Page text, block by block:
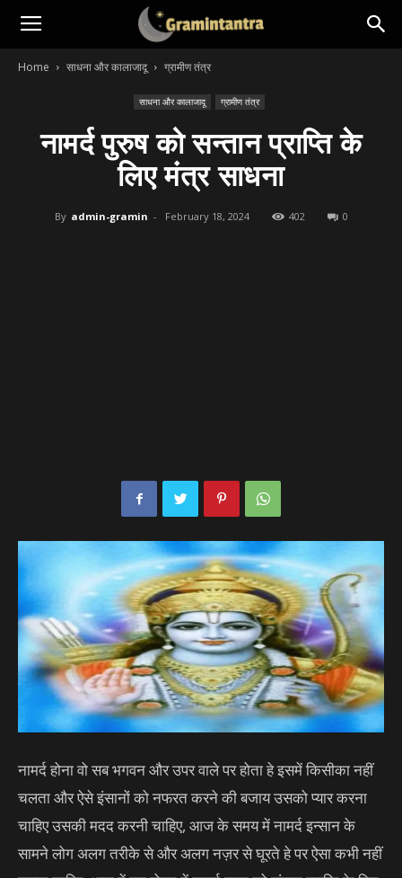
Home साधना और कालाजादू ग्रामीण तंत्र
साधना और कालाजादू ग्रामीण तंत्र
नामर्द पुरुष को सन्तान प्राप्ति के
लिए मंत्र साधना
By admin-gramin - February 18, 2024 402 0
नामर्द होना वो सब भगवन और उपर वाले पर होता हे इसमें किसीका नहीं
चलता और ऐसे इंसानों को नफरत करने की बजाय उसको प्यार करना
चाहिए उसकी मदद करनी चाहिए, आज के समय में नामर्द इन्सान के
सामने लोग अलग तरीके से और अलग नज़र से घूरते हे पर ऐसा कभी नहीं